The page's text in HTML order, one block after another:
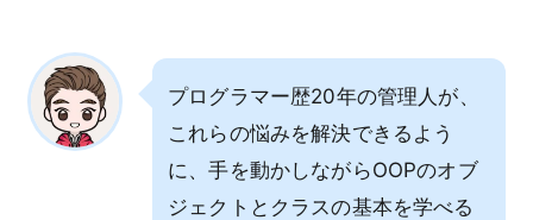
プログラマー歴20年の管理人が、
これらの悩みを解決できるよう
に、手を動かしながらOOPのオブ
ジェクトとクラスの基本を学べる